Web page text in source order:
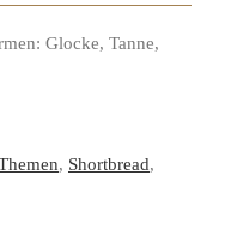
Glocke, Tanne,
, Shortbread,